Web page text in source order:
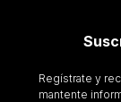
Regístrate y
mantente